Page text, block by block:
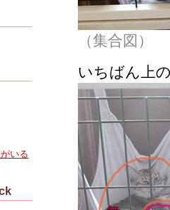
（集合図）
いちばん上
いる